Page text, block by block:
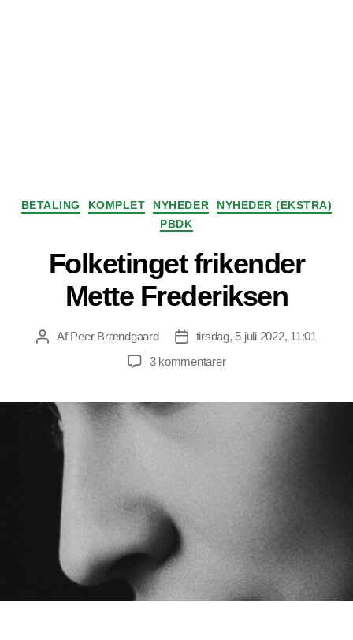
Kategorier
BETALING KOMPLET NYHEDER
NYHEDER (EKSTRA)
PBDK
Folketinget frikender
Mette Frederiksen
Indlægsforfatter
AfPeer Brændgaard Indlægsdato
tirsdag, 5 juli 2022, 11:01
3 kommentarertil